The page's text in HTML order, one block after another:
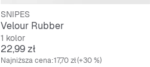
SNIPES
Velour Rubber
1 kolor
Cena
22,99 zł
Najniższa cena:17,70 zł(+30 %)